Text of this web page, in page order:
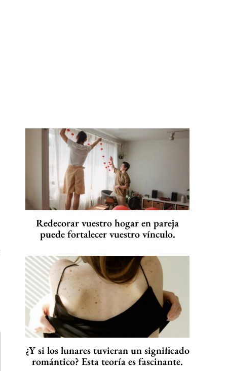
Redecorar vuestro hogar en pareja
puede fortalecer vuestro vínculo.
¿Y si los lunares tuvieran un significado
romántico? Esta teoría es fascinante.